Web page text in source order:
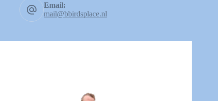
Email:
mail@bbirdsplace.nl